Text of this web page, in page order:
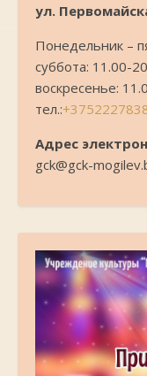
ул.
Понедельник –
суббота: 11.00-
воскресенье:
тел.:
Адрес
gck@gck-